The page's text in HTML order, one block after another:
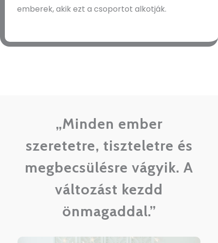
emberek, akik ezt a csoportot alkotják.
„Minden ember
szeretetre, tiszteletre és
megbecsülésre vágyik. A
változást kezdd
önmagaddal.”